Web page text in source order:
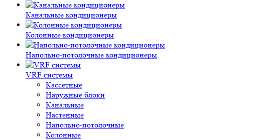
Канальные кондиционеры
Колонные кондиционеры
Напольно-потолочные кондиционеры
VRF системы
Кассетные
Наружные блоки
Канальные
Настенные
Напольно-потолочные
Колонные